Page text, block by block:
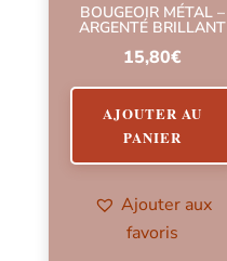
BOUGEOIR MÉTAL –
ARGENTÉ BRILLANT
15,80€
AJOUTER AU
PANIER
Ajouter aux
favoris